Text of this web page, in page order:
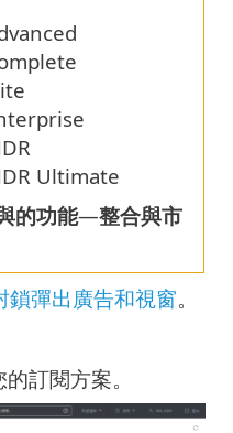
Ultimate
的功能—整合與市
鎖彈出廣告和視窗。
訂閱方案。